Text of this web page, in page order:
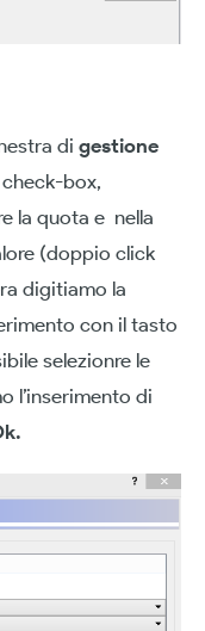
di gestione
box,
la quota e nella
(doppio click
digitiamo la
con il tasto
selezionre le
l’inserimento di